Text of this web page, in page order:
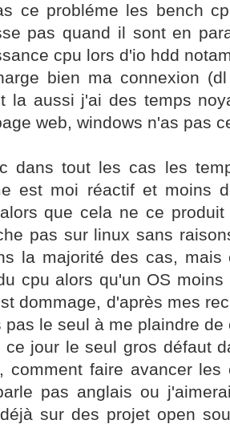
ce probléme les bench
pas quand il sont en
cpu lors d'io hdd
bien ma connexion
la aussi j'ai des temps
web, windows n'as pas
dans tout les cas les
est moi réactif et moins
que cela ne ce
pas sur linux sans
la majorité des cas, mais
cpu alors qu'un OS
dommage, d'après mes
pas le seul à me plaindre de
ce jour le seul gros défaut
comment faire avancer
pas anglais ou
sur des projet open